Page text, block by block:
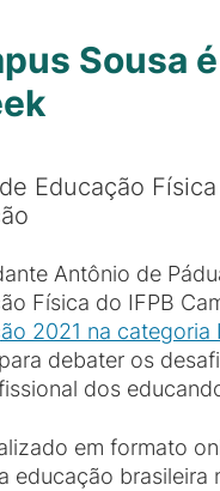
Sousa
Educação
Antônio de
Física do IFPB
2021 na categoria
debater os
dos
em formato
educação